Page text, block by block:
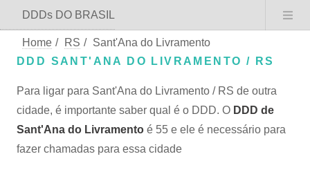
DDDs DO BRASIL
Home / RS / Sant'Ana do Livramento
DDD SANT'ANA DO LIVRAMENTO / RS
Para ligar para Sant'Ana do Livramento / RS de outra
cidade, é importante saber qual é o DDD. O DDD de
Sant'Ana do Livramento é 55 e ele é necessário para
fazer chamadas para essa cidade